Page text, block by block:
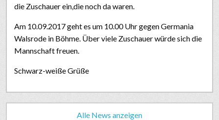
die Zuschauer ein,die noch da waren.
Am 10.09.2017 geht es um 10.00 Uhr gegen Germania
Walsrode in Böhme. Über viele Zuschauer würde sich die
Mannschaft freuen.
Schwarz-weiße Grüße
Alle News anzeigen